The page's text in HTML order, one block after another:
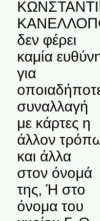
δεν φέρει
καμία
για
συναλλαγή
με κάρτες η
άλλον
και άλλα
στον όνομά
της, Ή στο
όνομα του